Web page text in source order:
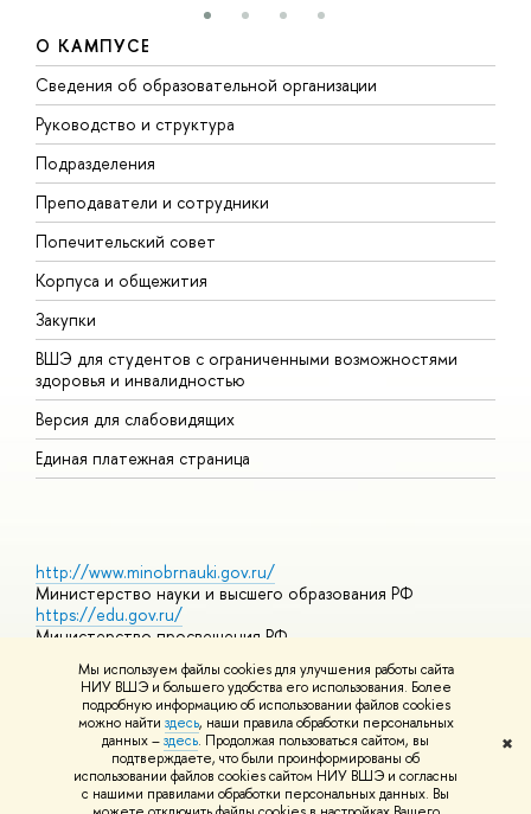
Мы используем файлы cookies для улучшения работы сайта
НИУ ВШЭ и большего удобства его использования. Более
подробную информацию об использовании файлов cookies
можно найти здесь, наши правила обработки персональных
данных –здесь. Продолжая пользоваться сайтом, вы
подтверждаете, что были проинформированы об
использовании файлов cookies сайтом НИУ ВШЭ и согласны
с нашими правилами обработки персональных данных. Вы
✖
О КАМПУСЕ
Сведения об образовательной организации
Руководство и структура
Подразделения
Преподаватели и сотрудники
Попечительский совет
Корпуса и общежития
Закупки
ВШЭ для студентов с ограниченными возможностями
здоровья и инвалидностью
Версия для слабовидящих
Единая платежная страница
http://www.minobrnauki.gov.ru/
Министерство науки и высшего образования РФ
https://edu.gov.ru/
Министерство просвещения РФ
https://elearning.hse.ru/mooc
Массовые открытые онлайн-курсы
© НИУ ВШЭ 1993–2026 Адреса и контактыУсловия
использования материалов Политика конфиденциальности
Шрифты HSE Sans и HSE Slab разработаны вШколе дизайна НИУ